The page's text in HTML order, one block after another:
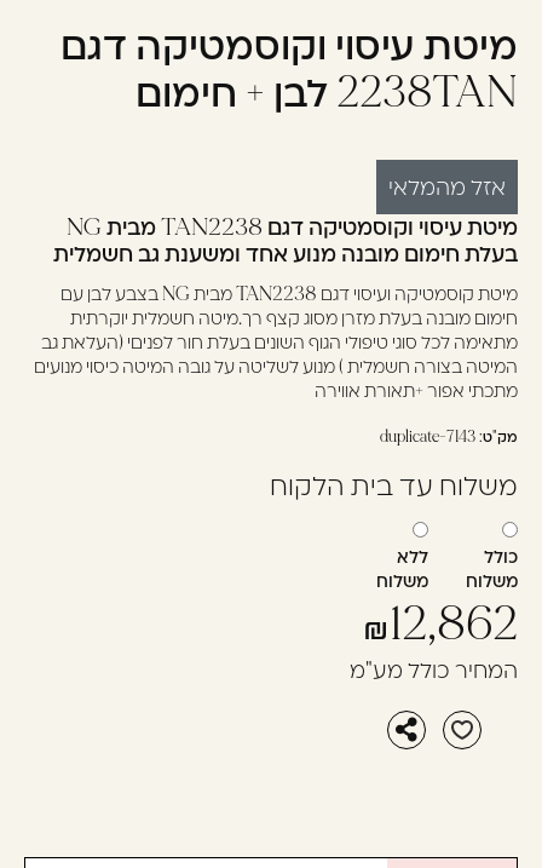
עוד לא נרשמתם? יאללה,
תצטרפו!
מיטת עיסוי וקוסמטיקה דגם
2238TAN לבן + חימום
אזל מהמלאי
מיטת עיסוי וקוסמטיקה דגם TAN2238 מבית NG
בעלת חימום מובנה מנוע אחד ומשענת גב חשמלית
מיטת קוסמטיקה ועיסוי דגם TAN2238 מבית NG בצבע לבן עם
חימום מובנה בעלת מזרן מסוג קצף רך.מיטה חשמלית יוקרתית
מתאימה לכל סוגי טיפולי הגוף השונים בעלת חור לפניםי (העלאת גב
המיטה בצורה חשמלית ) מנוע לשליטה על גובה המיטה כיסוי מנועים
מתכתי אפור +תאורת אווירה
מק"ט:7143-duplicate
משלוח עד בית הלקוח
כולל
משלוח
ללא
משלוח
12,862
המחיר כולל מע"מ